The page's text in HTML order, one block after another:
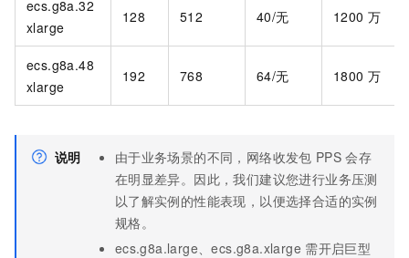
ecs.g8a.32
xlarge
128 512 40/无 1200 万
ecs.g8a.48
xlarge
192 768 64/无 1800 万
说明 由于业务场景的不同，网络收发包 PPS 会存
在明显差异。因此，我们建议您进行业务压测
以了解实例的性能表现，以便选择合适的实例
规格。
ecs.g8a.large、ecs.g8a.xlarge 需开启巨型